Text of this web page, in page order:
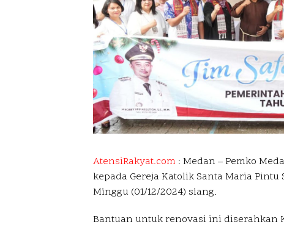
AtensiRakyat.com : Medan – Pemko
kepada Gereja Katolik Santa Maria Pintu
Minggu (01/12/2024) siang.
Bantuan untuk renovasi ini diserahkan